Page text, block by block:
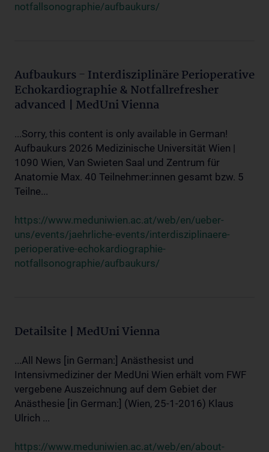
notfallsonographie/aufbaukurs/
Aufbaukurs - Interdisziplinäre Perioperative
Echokardiographie & Notfallrefresher
advanced | MedUni Vienna
...Sorry, this content is only available in German!
Aufbaukurs 2026 Medizinische Universität Wien |
1090 Wien, Van Swieten Saal und Zentrum für
Anatomie Max. 40 Teilnehmer:innen gesamt bzw. 5
Teilne...
https://www.meduniwien.ac.at/web/en/ueber-
uns/events/jaehrliche-events/interdisziplinaere-
perioperative-echokardiographie-
notfallsonographie/aufbaukurs/
Detailsite | MedUni Vienna
...All News [in German:] Anästhesist und
Intensivmediziner der MedUni Wien erhält vom FWF
vergebene Auszeichnung auf dem Gebiet der
Anästhesie [in German:] (Wien, 25-1-2016) Klaus
Ulrich ...
https://www.meduniwien.ac.at/web/en/about-